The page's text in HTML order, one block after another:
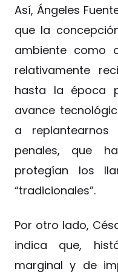
Así, Ángeles
que la
ambiente como
relativamente
hasta la época
avance
a
penales, que
protegían los
“tradicionales”.
Por otro lado,
indica que,
marginal y de